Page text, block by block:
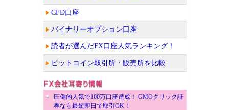
CFD口座
バイナリーオプション口座
読者が選んだFX口座人気ランキング！
ビットコイン取引所・販売所を比較
圧倒的人気で100万口座達成！ GMOクリック証
券なら最短即日で取引OK！